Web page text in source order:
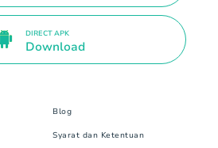
DIRECT APK
Download
Blog
Syarat dan Ketentuan